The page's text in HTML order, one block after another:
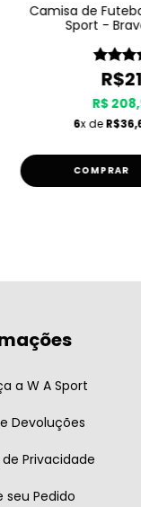
Camisa de
Sport -
R$
6x de
COMPRAR
a W A Sport
Devoluções
Privacidade
seu Pedido